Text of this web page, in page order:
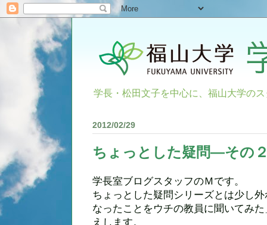
学長・松田文子を中心に、福山大学の
2012/02/29
ちょっとした疑問―その
学長室ブログスタッフのＭです。
ちょっとした疑問シリーズとは少し
なったことをウチの教員に聞いてみ
えします。